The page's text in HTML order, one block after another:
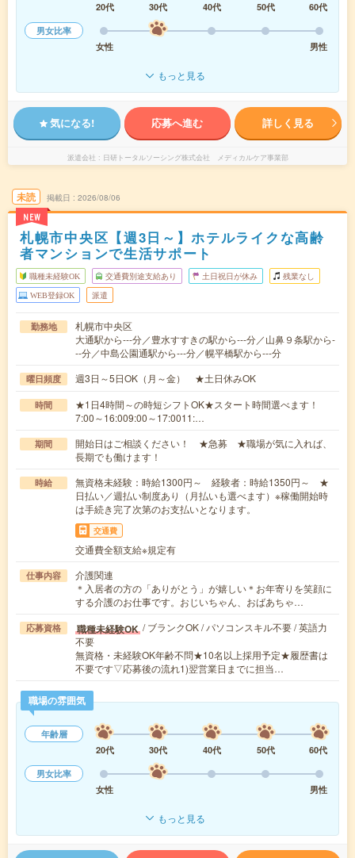
20代
30代 40代 50代
60代
男女比率
女性
男性
もっと見る
気になる! 応募へ進む 詳しく見る
派遣会社 日研トータルソーシング株式会社 メディカルケア事業部
未読
NEW
掲載日 2026/08/06
札幌市中央区【週3日～】ホテルライクな高齢
者マンションで生活サポート
職種未経験OK 交通費別途支給あり 土日祝日が休み 残業なし
WEB登録OK 派遣
勤務地
札幌市中央区
大通駅から---分／豊水すすきの駅から---分／山鼻９条駅から-
--分／中島公園通駅から---分／幌平橋駅から---分
曜日頻度 週3日～5日OK（月～金） ★土日休みOK
時間
★1日4時間～の時短シフトOK★スタート時間選べます！
7:00～16:009:00～17:0011:…
期間
開始日はご相談ください！ ★急募 ★職場が気に入れば、
長期でも働けます！
時給
無資格未経験：時給1300円～ 経験者：時給1350円～ ★
日払い／週払い制度あり（月払いも選べます）※稼働開始時
は手続き完了次第のお支払いとなります。
交通費
交通費全額支給※規定有
仕事内容
介護関連
＊入居者の方の「ありがとう」が嬉しい＊お年寄りを笑顔に
する介護のお仕事です。おじいちゃん、おばあちゃ…
応募資格 職種未経験OK / ブランクOK / パソコンスキル不要 / 英語力
不要
無資格・未経験OK年齢不問★10名以上採用予定★履歴書は
不要です▽応募後の流れ1)翌営業日までに担当…
職場の雰囲気
年齢層
20代
30代 40代 50代
60代
男女比率
女性
男性
もっと見る